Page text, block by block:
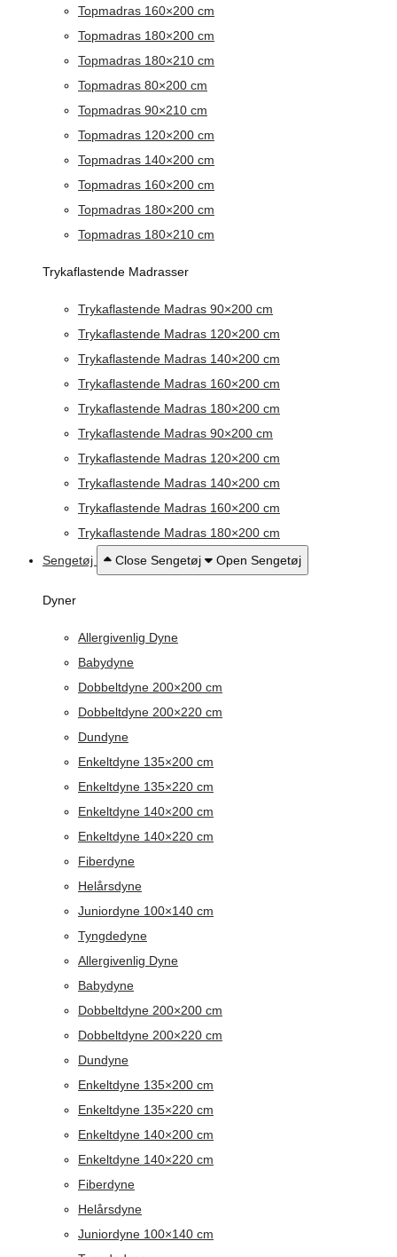
Topmadras 160×200 cm
Topmadras 180×200 cm
Topmadras 180×210 cm
Topmadras 80×200 cm
Topmadras 90×210 cm
Topmadras 120×200 cm
Topmadras 140×200 cm
Topmadras 160×200 cm
Topmadras 180×200 cm
Topmadras 180×210 cm
Trykaflastende Madrasser
Trykaflastende Madras 90×200 cm
Trykaflastende Madras 120×200 cm
Trykaflastende Madras 140×200 cm
Trykaflastende Madras 160×200 cm
Trykaflastende Madras 180×200 cm
Trykaflastende Madras 90×200 cm
Trykaflastende Madras 120×200 cm
Trykaflastende Madras 140×200 cm
Trykaflastende Madras 160×200 cm
Trykaflastende Madras 180×200 cm
Sengetøj
Close Sengetøj Open Sengetøj
Dyner
Allergivenlig Dyne
Babydyne
Dobbeltdyne 200×200 cm
Dobbeltdyne 200×220 cm
Dundyne
Enkeltdyne 135×200 cm
Enkeltdyne 135×220 cm
Enkeltdyne 140×200 cm
Enkeltdyne 140×220 cm
Fiberdyne
Helårsdyne
Juniordyne 100×140 cm
Tyngdedyne
Allergivenlig Dyne
Babydyne
Dobbeltdyne 200×200 cm
Dobbeltdyne 200×220 cm
Dundyne
Enkeltdyne 135×200 cm
Enkeltdyne 135×220 cm
Enkeltdyne 140×200 cm
Enkeltdyne 140×220 cm
Fiberdyne
Helårsdyne
Juniordyne 100×140 cm